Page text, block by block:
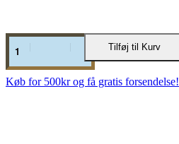
Jump
Around
Truck
Gummi
-
Tilføj til Kurv
Køb for 500kr og få gratis forsendelse!